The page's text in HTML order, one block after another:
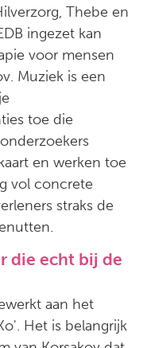
Thebe en
ingezet kan
voor mensen
Muziek is een
toe die
en werken toe
vol concrete
straks de
die echt bij de
aan het
Het is belangrijk